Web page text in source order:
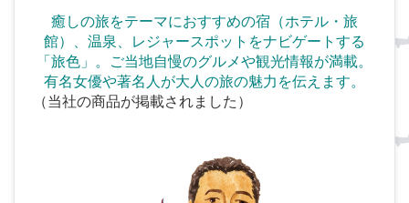
癒しの旅をテーマにおすすめの宿（ホテル・旅
館）、温泉、
レジャースポットをナビゲートする
「旅色」。ご当地自慢のグルメや観光情報が満載。
有名女優や著名人が大人の旅の魅力を伝えます。
（当社の商品が掲載されました）